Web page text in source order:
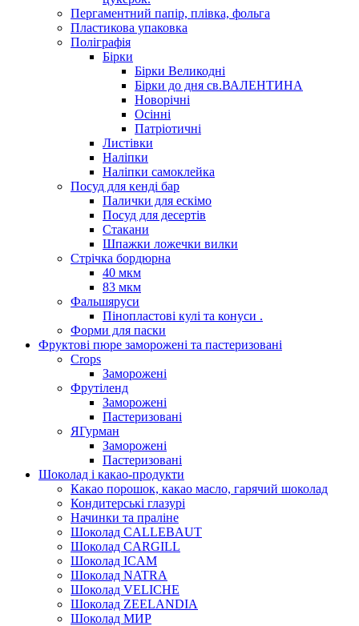
Пергаментний папір, плівка, фольга
Пластикова упаковка
Поліграфія
Бірки
Бірки Великодні
Бірки до дня св.ВАЛЕНТИНА
Новорічні
Осінні
Патріотичні
Листівки
Наліпки
Наліпки самоклейка
Посуд для кенді бар
Палички для ескімо
Посуд для десертів
Стакани
Шпажки ложечки вилки
Стрічка бордюрна
40 мкм
83 мкм
Фальшяруси
Пінопластові кулі та конуси .
Форми для паски
Фруктові пюре заморожені та пастеризовані
Crops
Заморожені
Фрутіленд
Заморожені
Пастеризовані
ЯГурман
Заморожені
Пастеризовані
Шоколад і какао-продукти
Какао порошок, какао масло, гарячий шоколад
Кондитерські глазурі
Начинки та праліне
Шоколад CALLEBAUT
Шоколад CARGILL
Шоколад ICAM
Шоколад NATRA
Шоколад VELICHE
Шоколад ZEELANDIA
Шоколад МИР